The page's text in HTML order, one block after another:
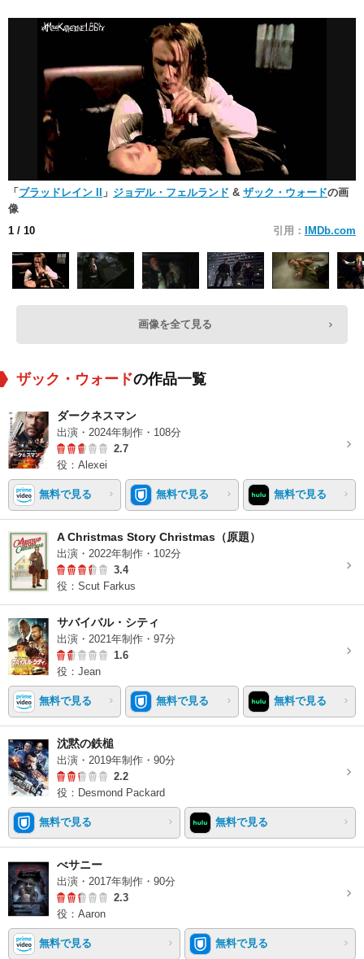
「 ブラッドレイン II 」 ジョデル・フェルランド & ザック・ウォードの画
像
1 / 10 引用： IMDb.com
画像を全て見る
ザック・ウォードの作品一覧
ダークネスマン
出演・2024年制作・108分
2.7
役：Alexei
無料で見る 無料で見る 無料で見る
A Christmas Story Christmas（原題）
出演・2022年制作・102分
3.4
役：Scut Farkus
サバイバル・シティ
出演・2021年制作・97分
1.6
役：Jean
無料で見る 無料で見る 無料で見る
沈黙の鉄槌
出演・2019年制作・90分
2.2
役：Desmond Packard
無料で見る 無料で見る
べサニー
出演・2017年制作・90分
2.3
役：Aaron
無料で見る 無料で見る